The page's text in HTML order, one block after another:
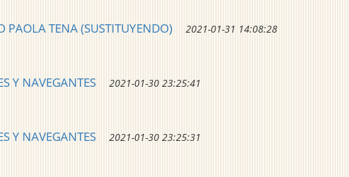
PAOLA TENA (SUSTITUYENDO)
2021-01-31 14:08:28
Y NAVEGANTES
2021-01-30 23:25:41
Y NAVEGANTES
2021-01-30 23:25:31